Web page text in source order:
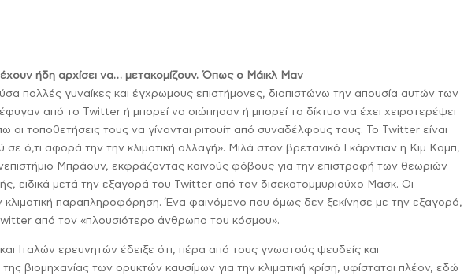
έχουν ήδη αρχίσει να… μετακομίζουν. Όπως ο Μάικλ Μαν
πολλές γυναίκες και έγχρωμους επιστήμονες, διαπιστώνω την απουσία αυτών των
από το Twitter ή μπορεί να σιώπησαν ή μπορεί το δίκτυο να έχει χειροτερέψει
οι τοποθετήσεις τους να γίνονται ριτουίτ από συναδέλφους τους. Το Twitter είναι
σε ό,τι αφορά την την κλιματική αλλαγή». Μιλά στον βρετανικό Γκάρντιαν η Κιμ Κομπ,
Μπράουν, εκφράζοντας κοινούς φόβους για την επιστροφή των θεωριών
ειδικά μετά την εξαγορά του Twitter από τον δισεκατομμυριούχο Μασκ. Οι
παραπληροφόρηση. Ένα φαινόμενο που όμως δεν ξεκίνησε με την εξαγορά,
από τον «πλουσιότερο άνθρωπο του κόσμου».
Ιταλών ερευνητών έδειξε ότι, πέρα από τους γνωστούς ψευδείς και
βιομηχανίας των ορυκτών καυσίμων για την κλιματική κρίση, υφίσταται πλέον, εδώ